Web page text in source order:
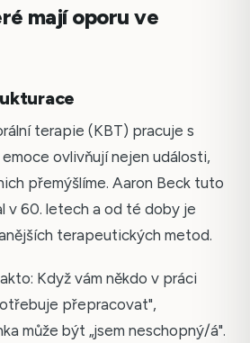
mají oporu ve
terapie (KBT) pracuje s
ovlivňují nejen události,
přemýšlíme. Aaron Beck tuto
v 60. letech a od té doby je
terapeutických metod.
Když vám někdo v práci
přepracovat",
může být „jsem neschopný/á".